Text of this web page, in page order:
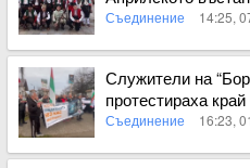
програма
Съединение 14:25,
Вижте пълното съдържание
Служители на
протестираха
Съединение 16:23,
Вижте пълното съдържание